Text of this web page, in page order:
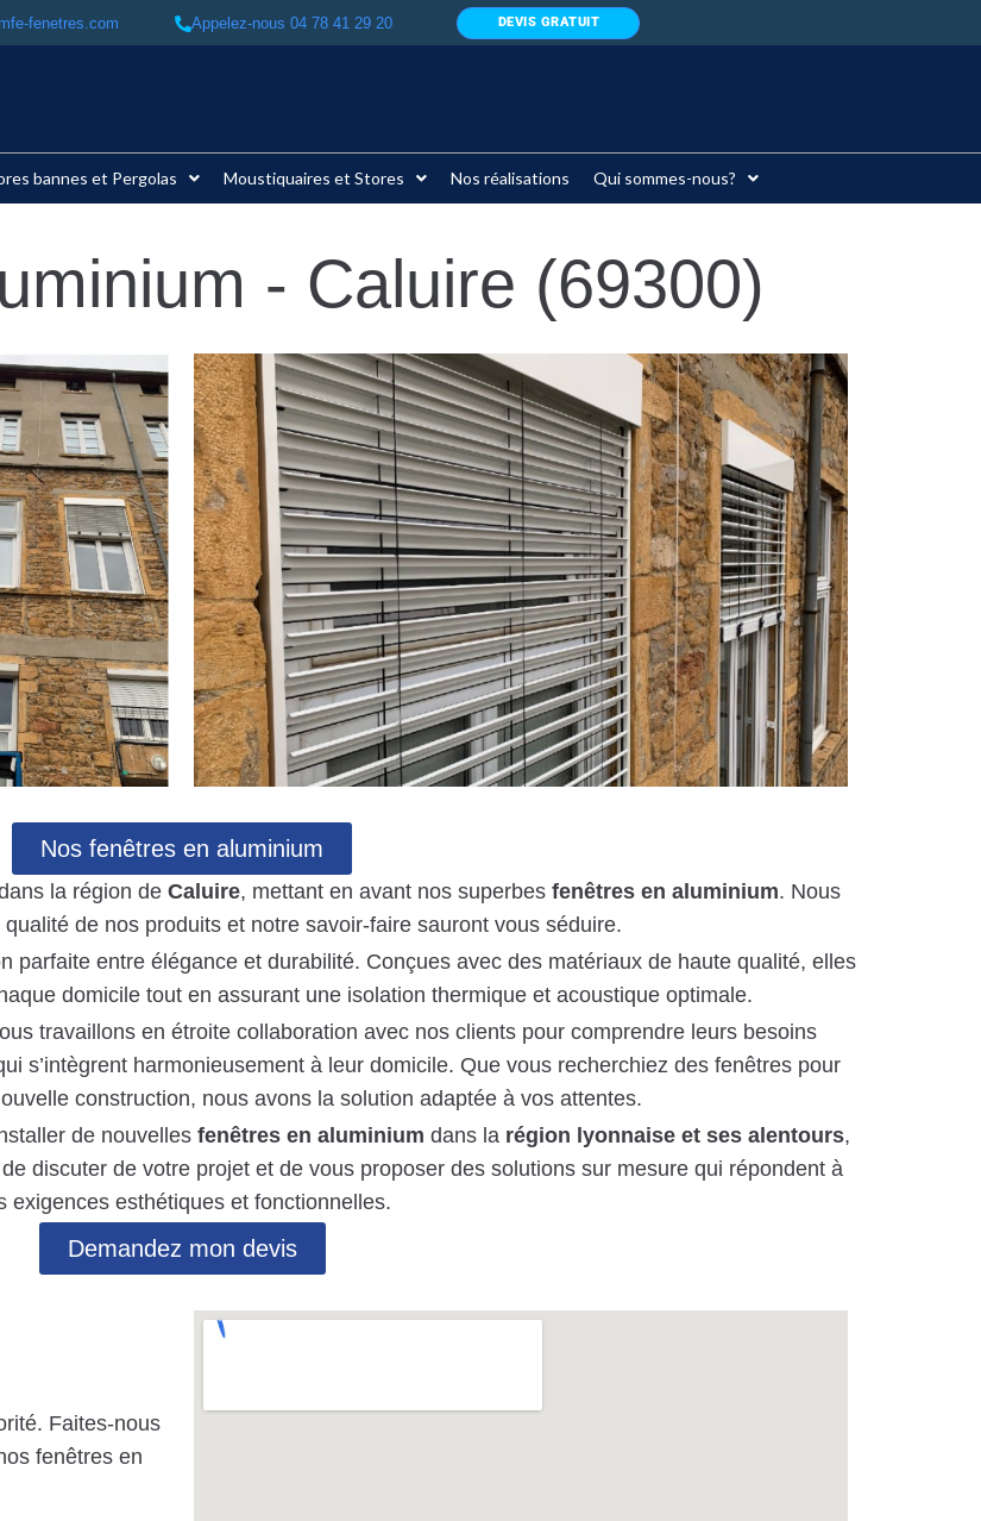
fenetres.com Appelez-nous 04 78 41 29 20​ DEVIS GRATUIT
bannes et Pergolas Moustiquaires et Stores Nos réalisations Qui sommes-nous?
- Caluire (69300)
Nos fenêtres en aluminium
la région de Caluire, mettant en avant nos superbes fenêtres en aluminium. Nous
de nos produits et notre savoir-faire sauront vous séduire.
parfaite entre élégance et durabilité. Conçues avec des matériaux de haute qualité, elles
domicile tout en assurant une isolation thermique et acoustique optimale.
travaillons en étroite collaboration avec nos clients pour comprendre leurs besoins
s’intègrent harmonieusement à leur domicile. Que vous recherchiez des fenêtres pour
construction, nous avons la solution adaptée à vos attentes.
de nouvelles fenêtres en aluminium dans la région lyonnaise et ses alentours,
discuter de votre projet et de vous proposer des solutions sur mesure qui répondent à
exigences esthétiques et fonctionnelles.
Demandez mon devis
Faites-nous
fenêtres en